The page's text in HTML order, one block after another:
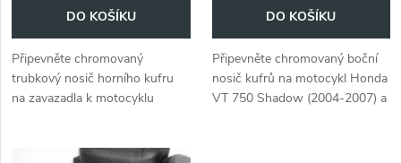
d
u
d
u
DO KOŠÍKU
Připevněte chromovaný
trubkový nosič horního kufru
na zavazadla k motocyklu
DO KOŠÍKU
Připevněte chromovaný boční
nosič kufrů na motocykl Honda
VT 750 Shadow (2004-2007) a